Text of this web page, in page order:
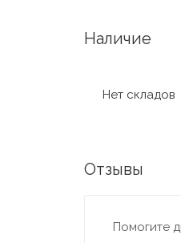
Наличие
Нет складов
Отзывы
Помогите